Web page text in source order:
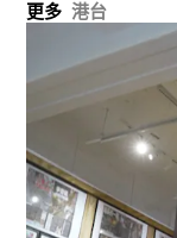
更多 港台